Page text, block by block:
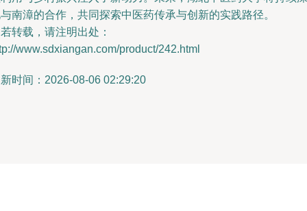
南漳的合作，共同探索中医药传承与创新的实践路径。
转载，请注明出处：
www.sdxiangan.com/product/242.html
时间：2026-08-06 02:29:20